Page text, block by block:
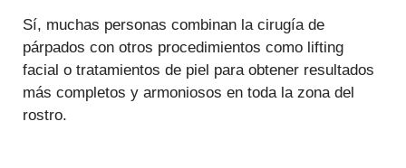
Sí, muchas personas combinan la cirugía de
párpados con otros procedimientos como lifting
facial o tratamientos de piel para obtener resultados
más completos y armoniosos en toda la zona del
rostro.